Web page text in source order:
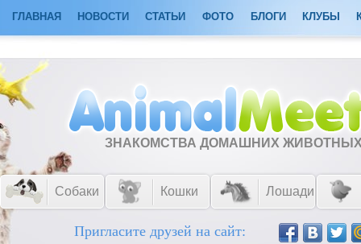
ГЛАВНАЯ НОВОСТИ СТАТЬИ ФОТО БЛОГИ КЛУБЫ
ЗНАКОМСТВА ДОМАШНИХ
Собаки Кошки Лошади
Пригласите друзей на сайт: